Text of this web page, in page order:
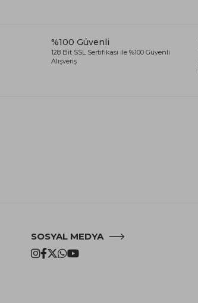
%100 Güvenli
128 Bit SSL Sertifikası ile %100 Güvenli
Alışveriş
SOSYAL MEDYA